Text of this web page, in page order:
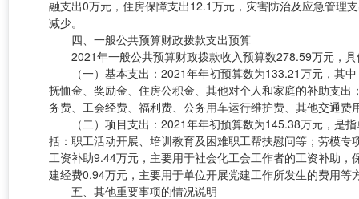
融支出0万元，住房保障支出12.1万元，灾害防治及应急管理
减少。
四、一般公共预算财政拨款支出预算
2021年一般公共预算财政拨款收入预算数278.59万元，
（一）基本支出：2021年年初预算数为133.21万元，其
抚恤金、奖励金、住房公积金、其他对个人和家庭的补助支
务费、工会经费、福利费、公务用车运行维护费、其他交通费
（二）项目支出：2021年年初预算数为145.38万元，是
括：职工活动开展、培训教育及困难职工帮扶慰问等；劳模
工资补助9.44万元，主要用于社会化工会工作者的工资补助
建经费0.94万元，主要用于单位开展党建工作所发生的费用等
五、其他重要事项的情况说明